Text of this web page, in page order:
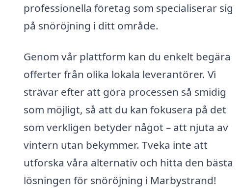
professionella företag som specialiserar sig
på snöröjning i ditt område.
Genom vår plattform kan du enkelt begära
offerter från olika lokala leverantörer. Vi
strävar efter att göra processen så smidig
som möjligt, så att du kan fokusera på det
som verkligen betyder något – att njuta av
vintern utan bekymmer. Tveka inte att
utforska våra alternativ och hitta den bästa
lösningen för snöröjning i Marbystrand!